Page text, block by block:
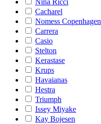
Nina Ricci
Cacharel
Nomess Copenhagen
Carrera
Casio
Stelton
Kerastase
Krups
Havaianas
Hestra
Triumph
Issey Miyake
Kay Bojesen